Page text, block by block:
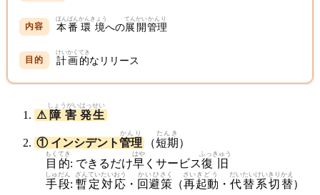
本番
ほんばん
環境
かんきょう
への展開
てんかい
管理
かんり
計画
けいかく
的
てき
なリリース
⚠ 障害
しょうがい
発生
はっせい
① インシデント管理
かんり
（短期
たんき
）
目的
もくてき
: できるだけ早
はや
くサービス復旧
ふっきゅう
手段
しゅだん
: 暫定
ざんてい
対応
たいおう
・ 回避
かいひ
策
さく
（再
さい
起動
きどう
・ 代替
だいたい
系
けい
切替
きりかえ
）